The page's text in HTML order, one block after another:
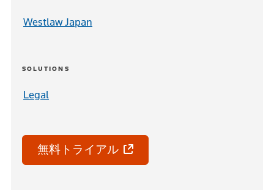
Westlaw Japan
SOLUTIONS
Legal
無料トライアル